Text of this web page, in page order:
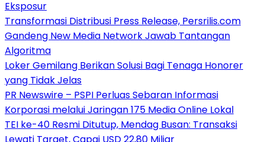
Eksposur
Transformasi Distribusi Press Release, Persrilis.com
Gandeng New Media Network Jawab Tantangan
Algoritma
Loker Gemilang Berikan Solusi Bagi Tenaga Honorer
yang Tidak Jelas
PR Newswire – PSPI Perluas Sebaran Informasi
Korporasi melalui Jaringan 175 Media Online Lokal
TEI ke-40 Resmi Ditutup, Mendag Busan: Transaksi